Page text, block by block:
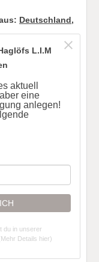
Deutschland,
L.I.M
aktuell
eine
anlegen!
du in unserer
Details hier)